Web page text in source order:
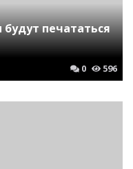
будут печататься
0 596